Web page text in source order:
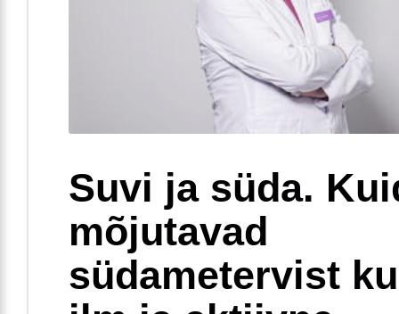
Suvi ja süda.
mõjutavad
südametervist